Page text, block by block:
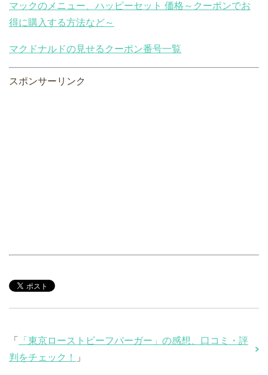
マックのメニュー、ハッピーセット 価格～クーポンでお
得に購入する方法など～
マクドナルドの見せるクーポン番号一覧
スポンサーリンク
「
「東京ローストビーフバーガー」の感想、口コミ・評
判をチェック！
」